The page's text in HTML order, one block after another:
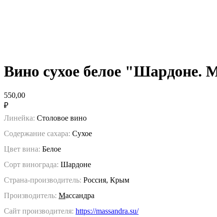
Вино сухое белое "Шардоне.
550,00
₽
Линейка: Столовое вино
Содержание сахара: Сухое
Цвет вина: Белое
Сорт винограда: Шардоне
Страна-производитель: Россия, Крым
Производитель: Массандра
Сайт производителя: https://massandra.su/